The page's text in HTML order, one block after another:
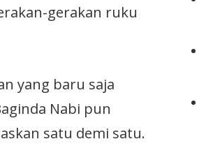
gerakan ruku
yang baru saja
Nabi pun
satu demi satu.